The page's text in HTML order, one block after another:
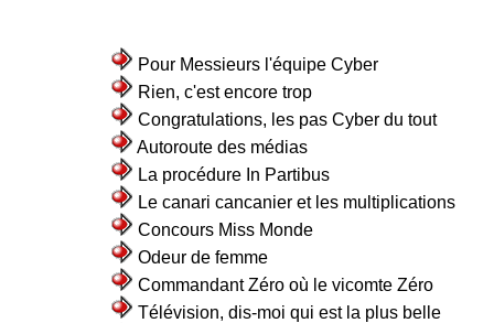
Pour Messieurs l'équipe Cyber
Rien, c'est encore trop
Congratulations, les pas Cyber du tout
Autoroute des médias
La procédure In Partibus
Le canari cancanier et les multiplications
Concours Miss Monde
Odeur de femme
Commandant Zéro où le vicomte Zéro
Télévision, dis-moi qui est la plus belle